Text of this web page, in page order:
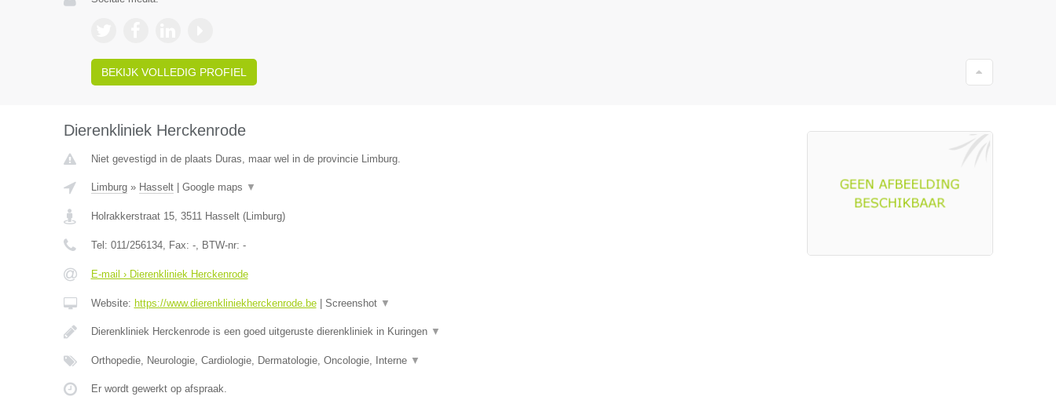
BEKIJK VOLLEDIG PROFIEL
Dierenkliniek Herckenrode
Niet gevestigd in de plaats Duras, maar wel in de provincie Limburg.
Limburg» Hasselt| Google maps ▼
Holrakkerstraat 15, 3511 Hasselt(Limburg)
Tel: 011/256134, Fax: -, BTW-nr: -
E-mail › Dierenkliniek Herckenrode
Website: https://www.dierenkliniekherckenrode.be| Screenshot ▼
Dierenkliniek Herckenrode is een goed uitgeruste dierenkliniek in Kuringen ▼
Orthopedie, Neurologie, Cardiologie, Dermatologie, Oncologie, Interne ▼
Er wordt gewerkt op afspraak.